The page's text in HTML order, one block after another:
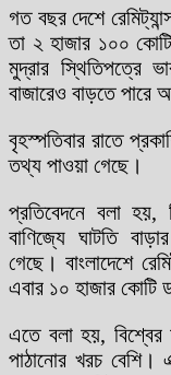
গত বছর দেশে
তা ২ হাজার ১০০ কোটি
মুদ্রার স্থিতিপত্রে
বাজারেও বাড়তে পারে
বৃহস্পতিবার রাতে
তথ্য পাওয়া গেছে।
প্রতিবেদনে বলা হয়,
বাণিজ্যে ঘাটতি
গেছে। বাংলাদেশে
এবার ১০ হাজার কোটি
এতে বলা হয়, বিশ্বের
পাঠানোর খরচ বেশি।